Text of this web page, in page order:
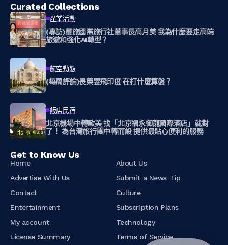
Curated Collections
產業活動
(專訪)璽旅國際旅行社董事長高月美 我為什麼要走高端
旅遊和強化AI轉型？
航空動態
(每周評論)長榮要飛印度 在打什麼算盤？
飯店民宿
北京機場中轉歐美 找「北京福永御龍國際酒店」就對
了！ 為台灣旅行團中轉而設 提供最貼心便利的服務
Get to Know Us
Home
About Us
Advertise With Us
Submit a News Tip
Contact
Culture
Entertainment
Subscription Plans
My account
Technology
License Summary
Terms of Service